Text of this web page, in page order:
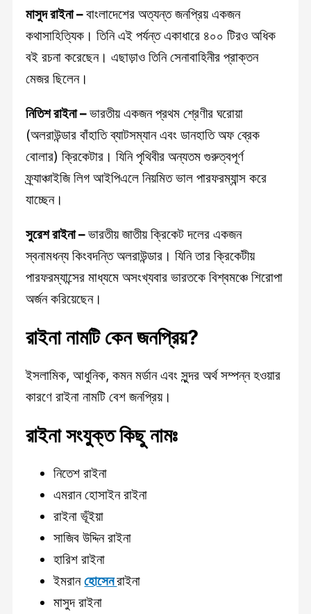
মাসুদ রাইনা –বাংলাদেশের অত্যন্ত জনপ্রিয় একজন
কথাসাহিত্যিক। তিনি এই পর্যন্ত একাধারে ৪০০ টিরও অধিক
বই রচনা করেছেন। এছাড়াও তিনি সেনাবাহিনীর প্রাক্তন
মেজর ছিলেন।
নিতিশ রাইনা –ভারতীয় একজন প্রথম শ্রেণীর ঘরোয়া
(অলরাউন্ডার বাঁহাতি ব্যাটসম্যান এবং ডানহাতি অফ ব্রেক
বোলার) ক্রিকেটার। যিনি পৃথিবীর অন্যতম গুরুত্বপূর্ণ
ফ্র্যাঞ্চাইজি লিগ আইপিএলে নিয়মিত ভাল পারফরম্যান্স করে
যাচ্ছেন।
সুরেশ রাইনা –ভারতীয় জাতীয় ক্রিকেট দলের একজন
স্বনামধন্য কিংবদন্তি অলরাউন্ডার। যিনি তার ক্রিকেটীয়
পারফরম্যান্সের মাধ্যমে অসংখ্যবার ভারতকে বিশ্বমঞ্চে শিরোপা
অর্জন করিয়েছেন।
রাইনানামটি কেন জনপ্রিয়?
ইসলামিক, আধুনিক, কমন মর্ডান এবং সুন্দর অর্থ সম্পন্ন হওয়ার
কারণে রাইনা নামটি বেশ জনপ্রিয়।
রাইনাসংযুক্ত কিছু নামঃ
নিতেশ রাইনা
এমরান হোসাইন রাইনা
রাইনা ভূঁইয়া
সাজিব উদ্দিন রাইনা
হারিশ রাইনা
ইমরানহোসেনরাইনা
মাসুদ রাইনা